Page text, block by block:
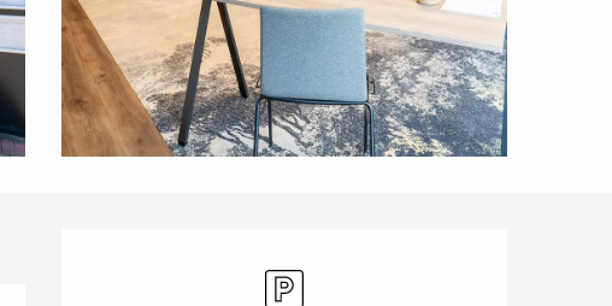
Opening hours &
Car park